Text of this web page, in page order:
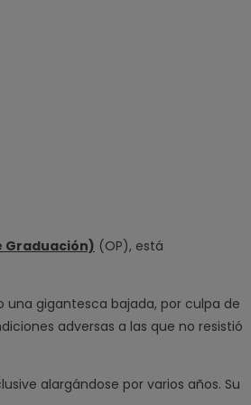
Graduación) (OP), está
una gigantesca bajada, por culpa de
adversas a las que no resistió
alargándose por varios años. Su